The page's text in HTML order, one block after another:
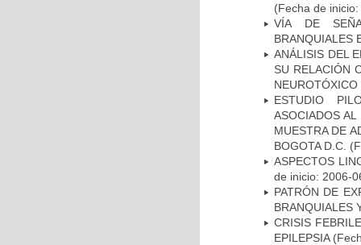
(Fecha de
VÍA DE
BRANQUIALES
ANÁLISIS DEL
SU RELACIÓN
NEUROTÓXICO
ESTUDIO
ASOCIADOS
MUESTRA DE
BOGOTA D.C.
ASPECTOS
de inicio: 2006-
PATRÓN DE
BRANQUIALES
CRISIS
EPILEPSIA